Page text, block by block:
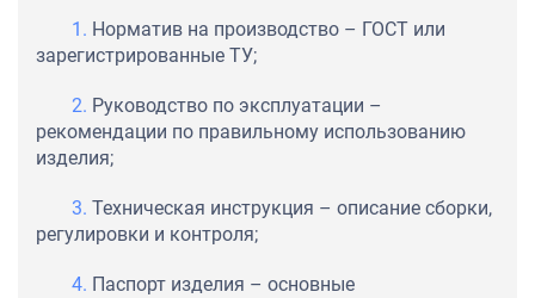
Норматив на производство – ГОСТ или
зарегистрированные ТУ;
Руководство по эксплуатации –
рекомендации по правильному использованию
изделия;
Техническая инструкция – описание сборки,
регулировки и контроля;
Паспорт изделия – основные